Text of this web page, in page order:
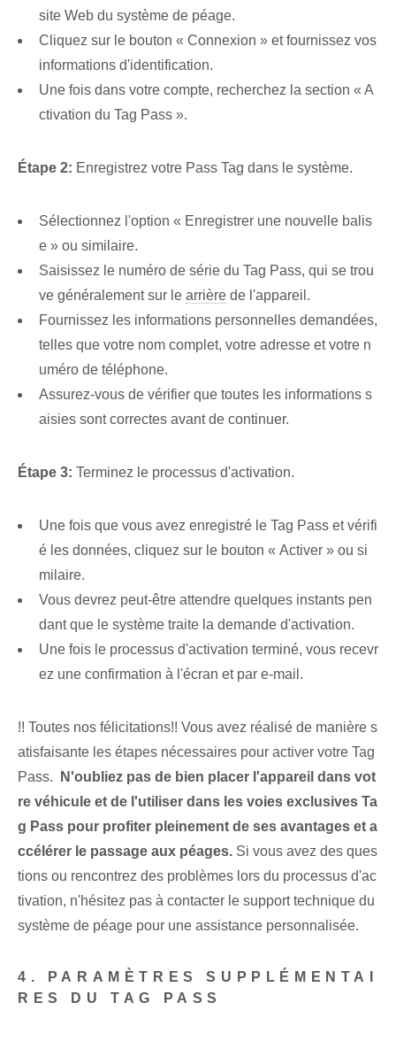
site Web du système de péage.
Cliquez sur le bouton « Connexion » et fournissez vos
informations d'identification.
Une fois dans votre compte, recherchez la section « A
ctivation du Tag Pass ».
Étape 2: Enregistrez votre Pass Tag​ dans le système.
Sélectionnez l'option « Enregistrer une nouvelle balis
e » ou similaire.
Saisissez le numéro de série du Tag Pass, qui se trou
ve généralement sur le arrière de l'appareil.
Fournissez les informations personnelles demandées,
telles que votre nom complet, votre adresse et votre n
uméro de téléphone.
Assurez-vous de vérifier que toutes les informations s
aisies‌ sont correctes avant de continuer.
Étape 3: Terminez le processus d'activation.
Une fois que vous avez enregistré le Tag Pass et vérifi
é les données, cliquez sur le bouton « Activer » ou si
milaire.
Vous devrez peut-être attendre quelques instants pen
dant que le système traite la demande d'activation.
Une fois le processus d'activation terminé, vous recevr
ez une confirmation à l'écran et par e-mail.
!! Toutes nos félicitations!! Vous avez ⁢réalisé de manière s
atisfaisante les étapes nécessaires‌ pour activer votre Tag
Pass. ⁢
N'oubliez pas de bien placer l'appareil dans vot
re véhicule et de l'utiliser dans les voies exclusives Ta
g⁢ Pass pour profiter pleinement de ses avantages et a
ccélérer le passage‌ aux péages. Si vous avez des ques
tions ou rencontrez des problèmes lors du processus d'ac
tivation, n'hésitez pas à contacter le support technique du
système de péage pour une assistance personnalisée.
4. PARAMÈTRES SUPPLÉMENTAI
RES DU TAG PASS⁢